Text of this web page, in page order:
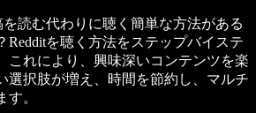
を読む代わりに聴く簡単な方法がある
Redditを聴く方法をステップバイステ
これにより、興味深いコンテンツを楽
選択肢が増え、時間を節約し、マルチ
す。